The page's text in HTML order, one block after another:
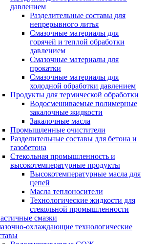
давлением
Разделительные составы для
непрерывного литья
Смазочные материалы для
горячей и теплой обработки
давлением
Смазочные материалы для
прокатки
Смазочные материалы для
холодной обработки давлением
Продукты для термической обработки
Водосмешиваемые полимерные
закалочные жидкости
Закалочные масла
Промышленные очистители
Разделительные составы для бетона и
газобетона
Стекольная промышленность и
высокотемпературные продукты
Высокотемпературные масла для
цепей
Масла теплоносители
Технологические жидкости для
стекольной промышленности
смазки
охлаждающие технологические